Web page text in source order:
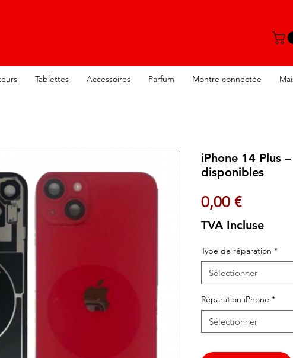
Tablettes Accessoires Parfum Montre connectée
iPhone 14 Plus
disponibles
0,00 €Prix
TVA Incluse
Type de réparation *
Sélectionner
Réparation iPhone *
Sélectionner